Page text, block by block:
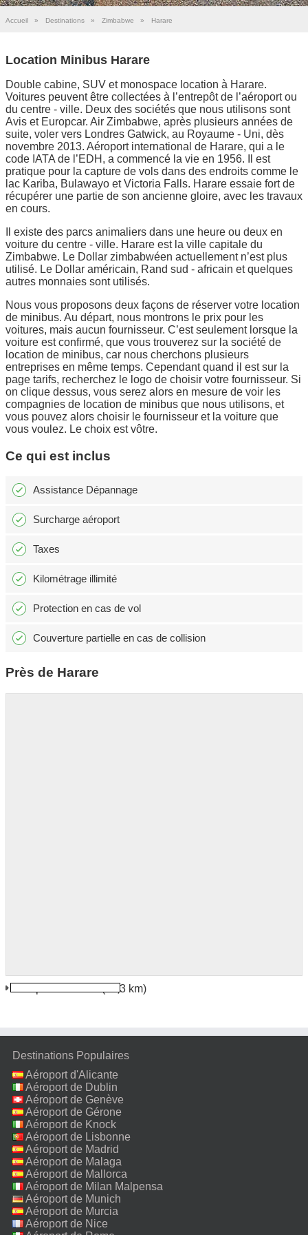
Accueil » Destinations » Zimbabwe » Harare
Location Minibus Harare
Double cabine, SUV et monospace location à Harare.
Voitures peuvent être collectées à l’entrepôt de l’aéroport ou
du centre - ville. Deux des sociétés que nous utilisons sont
Avis et Europcar. Air Zimbabwe, après plusieurs années de
suite, voler vers Londres Gatwick, au Royaume - Uni, dès
novembre 2013. Aéroport international de Harare, qui a le
code IATA de l’EDH, a commencé la vie en 1956. Il est
pratique pour la capture de vols dans des endroits comme le
lac Kariba, Bulawayo et Victoria Falls. Harare essaie fort de
récupérer une partie de son ancienne gloire, avec les travaux
en cours.
Il existe des parcs animaliers dans une heure ou deux en
voiture du centre - ville. Harare est la ville capitale du
Zimbabwe. Le Dollar zimbabwéen actuellement n’est plus
utilisé. Le Dollar américain, Rand sud - africain et quelques
autres monnaies sont utilisés.
Nous vous proposons deux façons de réserver votre location
de minibus. Au départ, nous montrons le prix pour les
voitures, mais aucun fournisseur. C’est seulement lorsque la
voiture est confirmé, que vous trouverez sur la société de
location de minibus, car nous cherchons plusieurs
entreprises en même temps. Cependant quand il est sur la
page tarifs, recherchez le logo de choisir votre fournisseur. Si
on clique dessus, vous serez alors en mesure de voir les
compagnies de location de minibus que nous utilisons, et
vous pouvez alors choisir le fournisseur et la voiture que
vous voulez. Le choix est vôtre.
Ce qui est inclus
Assistance Dépannage
Surcharge aéroport
Taxes
Kilométrage illimité
Protection en cas de vol
Couverture partielle en cas de collision
Près de Harare
(11,3 km)
Destinations Populaires
Aéroport d'Alicante
Aéroport de Dublin
Aéroport de Genève
Aéroport de Gérone
Aéroport de Knock
Aéroport de Lisbonne
Aéroport de Madrid
Aéroport de Malaga
Aéroport de Mallorca
Aéroport de Milan Malpensa
Aéroport de Munich
Aéroport de Murcia
Aéroport de Nice